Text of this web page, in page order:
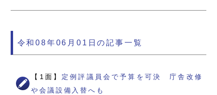
令和08年06月01日の記事一覧
【1面】 定例評議員会で予算を可決 庁舎改修
や会議設備入替へも